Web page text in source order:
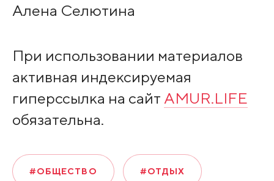
Алена Селютина
При использовании материалов
активная индексируемая
гиперссылка на сайт AMUR.LIFE
обязательна.
#ОБЩЕСТВО #ОТДЫХ